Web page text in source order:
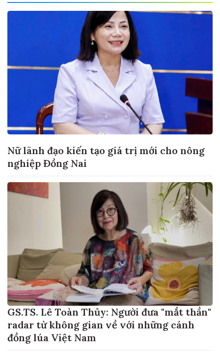
Nữ lãnh đạo kiến tạo giá trị mới cho nông
nghiệp Đồng Nai
GS.TS. Lê Toàn Thủy: Người đưa "mắt thần"
radar từ không gian về với những cánh
đồng lúa Việt Nam